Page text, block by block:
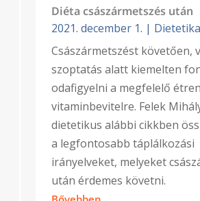
Diéta császármetszés után
2021. december 1. | Dietetika
Császármetszést követően,
szoptatás alatt kiemelten
odafigyelni a megfelelő
vitaminbevitelre. Felek
dietetikus alábbi cikkben
a legfontosabb táplálkozási
irányelveket, melyeket
után érdemes követni.